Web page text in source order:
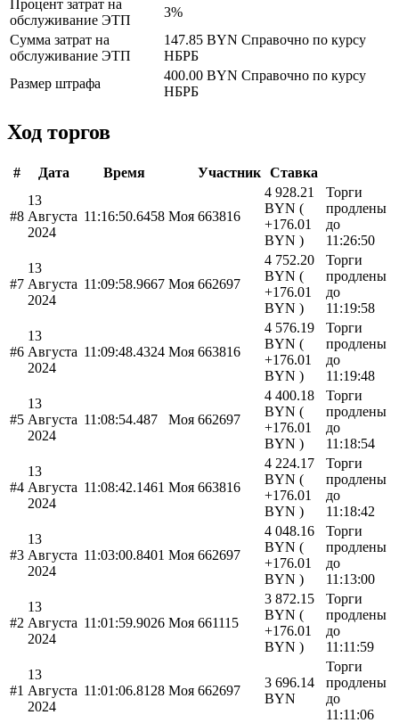
Процент затрат на
обслуживание ЭТП
3%
Сумма затрат на
обслуживание ЭТП
147.85 BYN Справочно по курсу
НБРБ
Размер штрафа
400.00 BYN Справочно по курсу
НБРБ
Ход торгов
# Дата Время Участник Ставка
#8
13
Августа
2024
11:16:50.6458 Моя 663816
4 928.21
BYN (
+176.01
BYN )
Торги
продлены
до
11:26:50
#7
13
Августа
2024
11:09:58.9667 Моя 662697
4 752.20
BYN (
+176.01
BYN )
Торги
продлены
до
11:19:58
#6
13
Августа
2024
11:09:48.4324 Моя 663816
4 576.19
BYN (
+176.01
BYN )
Торги
продлены
до
11:19:48
#5
13
Августа
2024
11:08:54.487 Моя 662697
4 400.18
BYN (
+176.01
BYN )
Торги
продлены
до
11:18:54
#4
13
Августа
2024
11:08:42.1461 Моя 663816
4 224.17
BYN (
+176.01
BYN )
Торги
продлены
до
11:18:42
#3
13
Августа
2024
11:03:00.8401 Моя 662697
4 048.16
BYN (
+176.01
BYN )
Торги
продлены
до
11:13:00
#2
13
Августа
2024
11:01:59.9026 Моя 661115
3 872.15
BYN (
+176.01
BYN )
Торги
продлены
до
11:11:59
#1
13
Августа
2024
11:01:06.8128 Моя 662697
3 696.14
BYN
Торги
продлены
до
11:11:06